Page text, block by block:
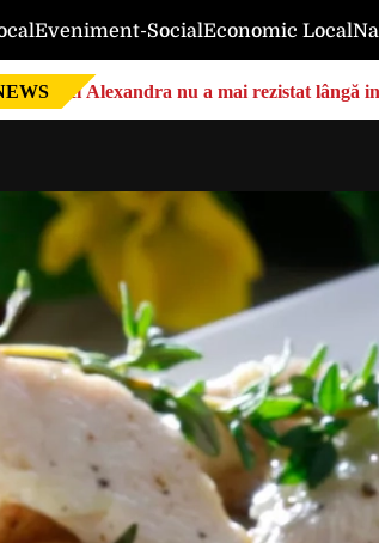
Eveniment-SocialEconomic Local
Nici Alexandra nu a mai rezistat